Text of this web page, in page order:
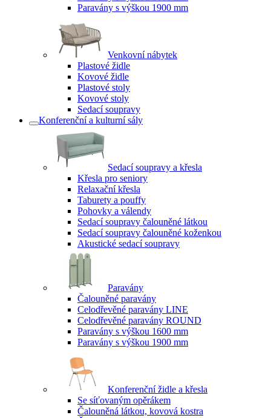
Paravány s výškou 1900 mm
Venkovní nábytek
Plastové židle
Kovové židle
Plastové stoly
Kovové stoly
Sedací soupravy
Konferenční a kulturní sály
Sedací soupravy a křesla
Křesla pro seniory
Relaxační křesla
Taburety a pouffy
Pohovky a válendy
Sedací soupravy čalouněné látkou
Sedací soupravy čalouněné koženkou
Akustické sedací soupravy
Paravány
Čalouněné paravány
Celodřevěné paravány LINE
Celodřevěné paravány ROUND
Paravány s výškou 1600 mm
Paravány s výškou 1900 mm
Konferenční židle a křesla
Se síťovaným opěrákem
Čalouněná látkou, kovová kostra